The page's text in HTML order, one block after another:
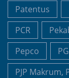
Patentus
PCR
Pepco
PJP Makrum,